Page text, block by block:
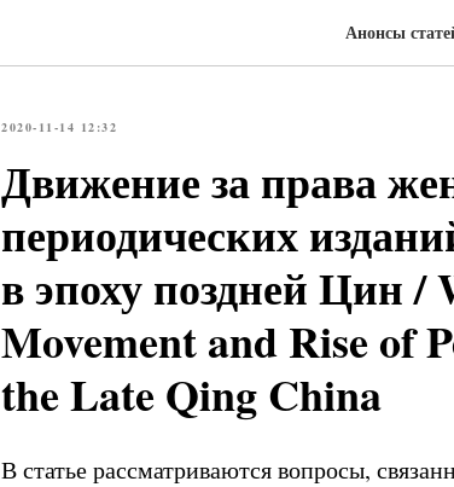
Анонсы
2020-11-14 12:32
Движение за права
периодических
в эпоху поздней Цин /
Movement and Rise of
the Late Qing China
В статье рассматриваются вопросы,